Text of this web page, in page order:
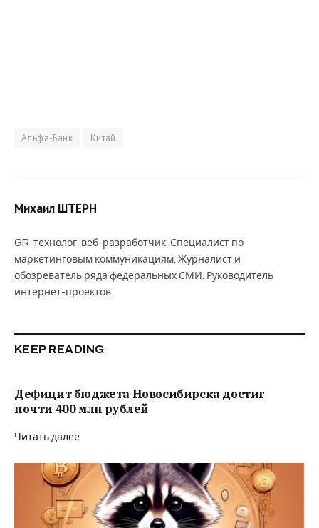
Альфа-Банк Китай
Михаил ШТЕРН
GR-технолог, веб-разработчик. Специалист по
маркетинговым коммуникациям. Журналист и
обозреватель ряда федеральных СМИ. Руководитель
интернет-проектов.
KEEP READING
Дефицит бюджета Новосибирска достиг
почти 400 млн рублей
Читать далее